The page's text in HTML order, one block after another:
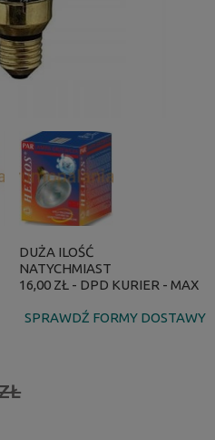
DUŻA ILOŚĆ
NATYCHMIAST
16,00 ZŁ - DPD KURIER - MAX
KOSZTÓW PŁATNOŚCI
SPRAWDŹ FORMY DOSTAWY